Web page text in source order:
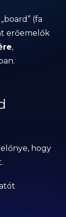
(fa
erőemelők
,
hogy